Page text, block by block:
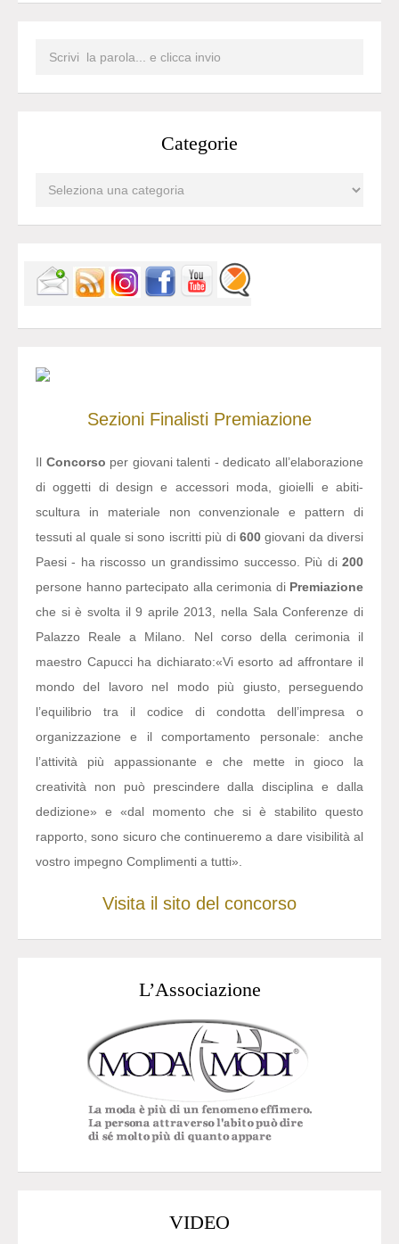
Categorie
Sezioni Finalisti Premiazione
Il Concorso per giovani talenti - dedicato all’elaborazione
di oggetti di design e accessori moda, gioielli e abiti-
scultura in materiale non convenzionale e pattern di
tessuti al quale si sono iscritti più di 600giovani da diversi
Paesi - ha riscosso un grandissimo successo. Più di 200
persone hanno partecipato alla cerimonia di Premiazione
che si è svolta il 9 aprile 2013, nella Sala Conferenze di
Palazzo Reale a Milano. Nel corso della cerimonia il
maestro Capucci ha dichiarato:«Vi esorto ad affrontare il
mondo del lavoro nel modo più giusto, perseguendo
l’equilibrio tra il codice di condotta dell’impresa o
organizzazione e il comportamento personale: anche
l’attività più appassionante e che mette in gioco la
creatività non può prescindere dalla disciplina e dalla
dedizione» e «dal momento che si è stabilito questo
rapporto, sono sicuro che continueremo a dare visibilità al
vostro impegno Complimenti a tutti».
Visita il sito del concorso
L’Associazione
VIDEO